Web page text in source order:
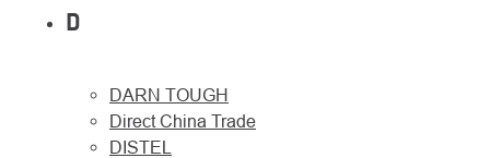
D
DARN TOUGH
Direct China Trade
DISTEL